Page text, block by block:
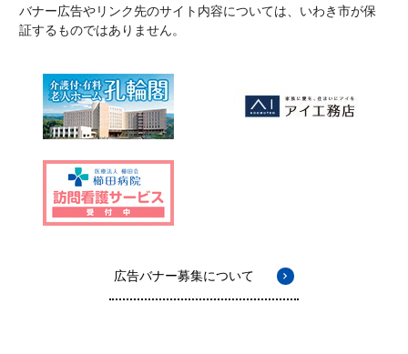
バナー広告やリンク先のサイト内容については、いわき市が保
証するものではありません。
広告バナー募集について